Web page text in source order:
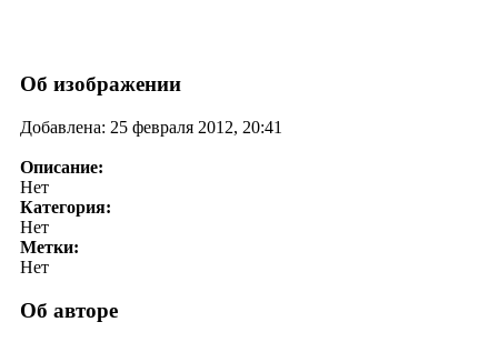
Об изображении
Добавлена: 25 февраля 2012, 20:41
Описание:
Нет
Категория:
Нет
Метки:
Нет
Об авторе